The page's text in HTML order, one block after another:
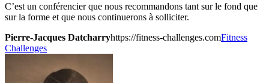
C’est un conférencier que nous recommandons tant sur le fond que
sur la forme et que nous continuerons à solliciter.
Pierre-Jacques Datcharryhttps://fitness-challenges.comFitness
Challenges